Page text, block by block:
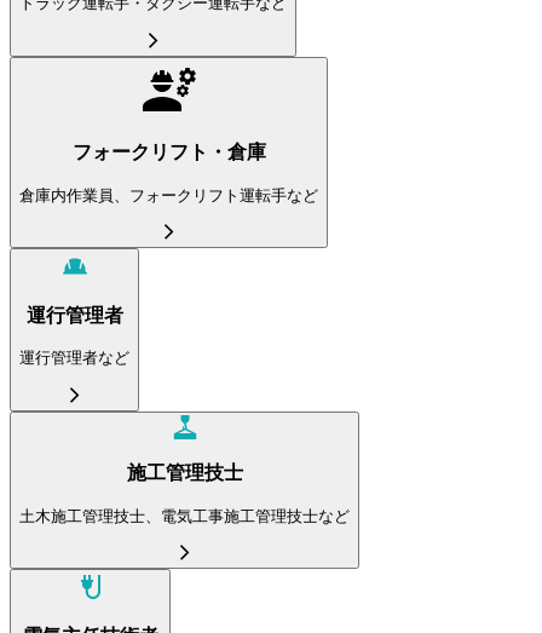
フォークリフト・倉庫
倉庫内作業員、フォークリフト運転手など
運行管理者
運行管理者など
施工管理技士
土木施工管理技士、電気工事施工管理技士など